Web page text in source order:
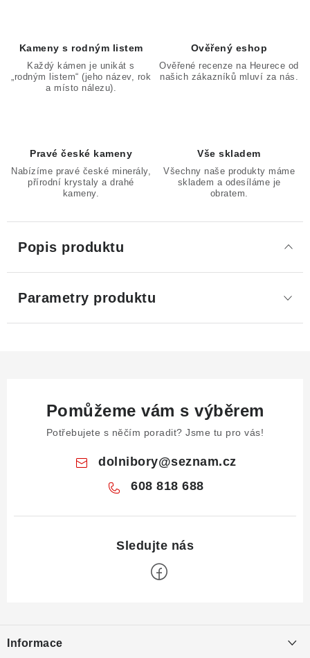
Kameny s rodným listem
Každý kámen je unikát s
„rodným listem“ (jeho název, rok
a místo nálezu).
Ověřený eshop
Ověřené recenze na Heurece od
našich zákazníků mluví za nás.
Pravé české kameny
Nabízíme pravé české minerály,
přírodní krystaly a drahé
kameny.
Vše skladem
Všechny naše produkty máme
skladem a odesíláme je
obratem.
Popis produktu
Parametry produktu
Pomůžeme vám s výběrem
Potřebujete s něčím poradit? Jsme tu pro vás!
dolnibory@seznam.cz
608 818 688
pInformace